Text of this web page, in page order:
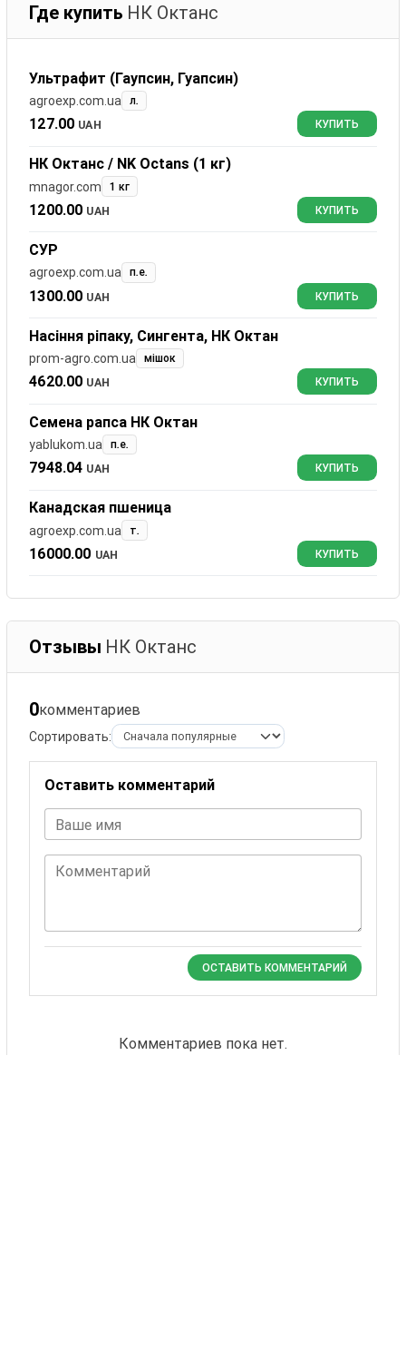
Где купить НК Октанc
Ультрафит (Гаупсин, Гуапсин)
agroexp.com.ua л.
127.00 UAH КУПИТЬ
НК Октанc / NK Octans (1 кг)
mnagor.com 1 кг
1200.00 UAH КУПИТЬ
СУР
agroexp.com.ua п.е.
1300.00 UAH КУПИТЬ
Насіння ріпаку, Сингента, НК Октан
prom-agro.com.ua мішок
4620.00 UAH КУПИТЬ
Семена рапса НК Октан
yablukom.ua п.е.
7948.04 UAH КУПИТЬ
Канадская пшеница
agroexp.com.ua т.
16000.00 UAH КУПИТЬ
Отзывы НК Октанc
0комментариев
Сортировать:
Оставить комментарий
Ваше имя
Комментарий
ОСТАВИТЬ КОММЕНТАРИЙ
Комментариев пока нет.